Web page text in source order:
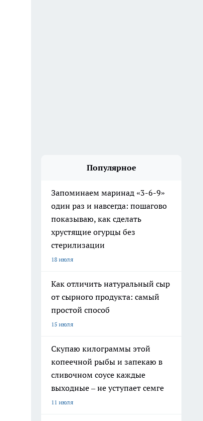
Популярное
Запоминаем маринад «3-6-9»
один раз и навсегда: пошагово
показываю, как сделать
хрустящие огурцы без
стерилизации
18 июля
Как отличить натуральный сыр
от сырного продукта: самый
простой способ
15 июля
Скупаю килограммы этой
копеечной рыбы и запекаю в
сливочном соусе каждые
выходные – не уступает семге
11 июля